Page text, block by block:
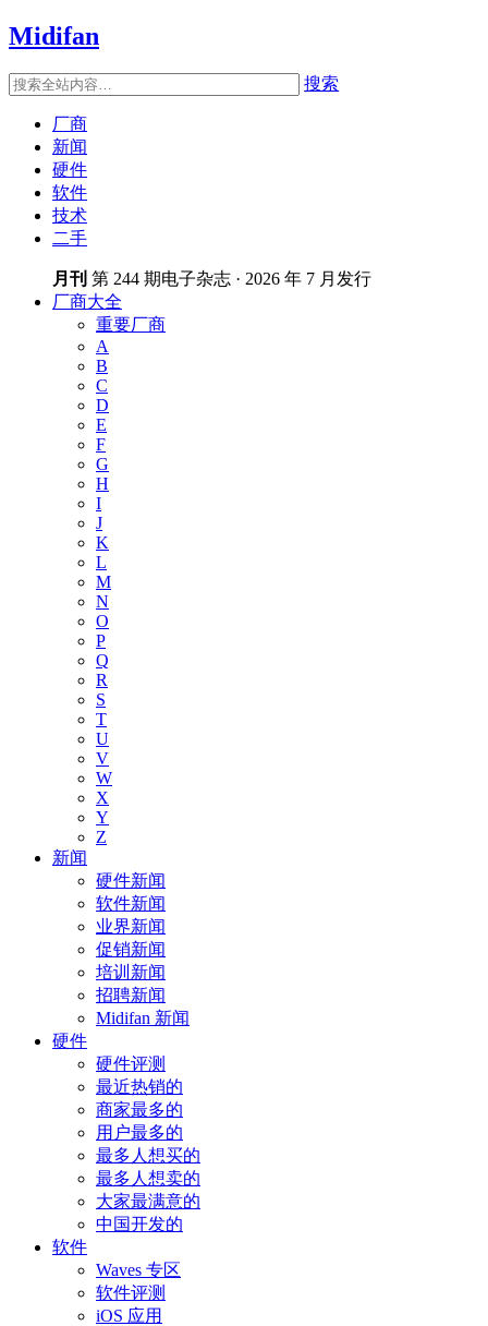
Midifan
搜索
厂商
新闻
硬件
软件
技术
二手
月刊 第 244 期电子杂志 · 2026 年 7 月发行
厂商大全
重要厂商
A
B
C
D
E
F
G
H
I
J
K
L
M
N
O
P
Q
R
S
T
U
V
W
X
Y
Z
新闻
硬件新闻
软件新闻
业界新闻
促销新闻
培训新闻
招聘新闻
Midifan 新闻
硬件
硬件评测
最近热销的
商家最多的
用户最多的
最多人想买的
最多人想卖的
大家最满意的
中国开发的
软件
Waves 专区
软件评测
iOS 应用